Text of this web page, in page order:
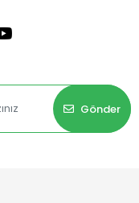
Gönder